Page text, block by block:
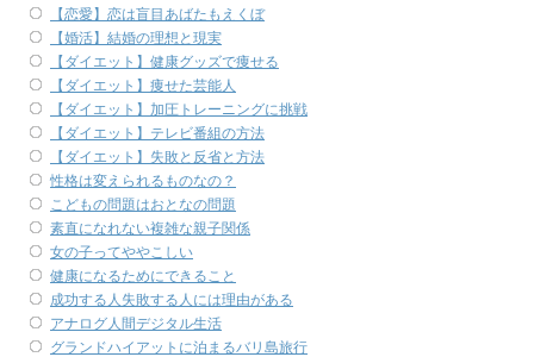
【恋愛】恋は盲目あばたもえくぼ
【婚活】結婚の理想と現実
【ダイエット】健康グッズで痩せる
【ダイエット】痩せた芸能人
【ダイエット】加圧トレーニングに挑戦
【ダイエット】テレビ番組の方法
【ダイエット】失敗と反省と方法
性格は変えられるものなの？
こどもの問題はおとなの問題
素直になれない複雑な親子関係
女の子ってややこしい
健康になるためにできること
成功する人失敗する人には理由がある
アナログ人間デジタル生活
グランドハイアットに泊まるバリ島旅行